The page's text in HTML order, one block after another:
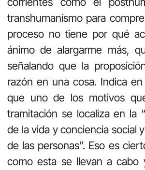
transhumanismo para
proceso no tiene por qué
ánimo de alargarme más,
señalando que la
razón en una cosa. Indica
que uno de los motivos
tramitación se localiza en la
de la vida y conciencia social
de las personas”. Eso es
como esta se llevan a cabo